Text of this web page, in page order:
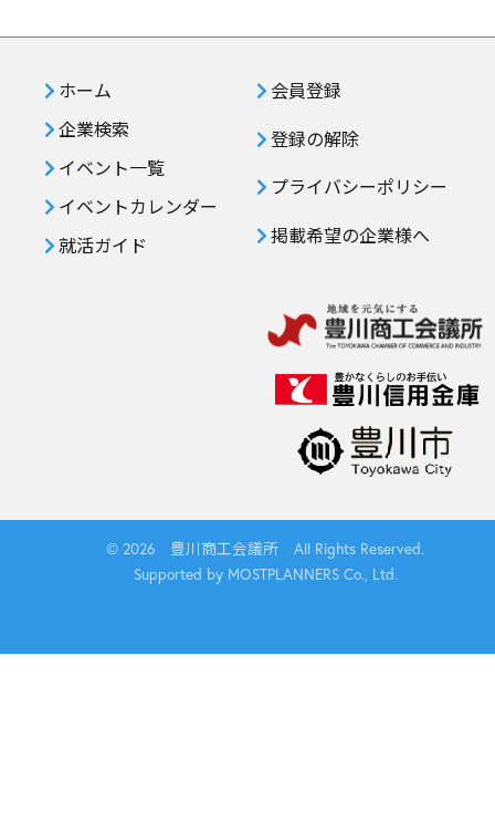
ホーム
企業検索
イベント一覧
イベントカレンダー
就活ガイド
会員登録
登録の解除
プライバシーポリシー
掲載希望の企業様へ
© 2026 豊川商工会議所 All Rights Reserved.
Supported by MOSTPLANNERS Co., Ltd.